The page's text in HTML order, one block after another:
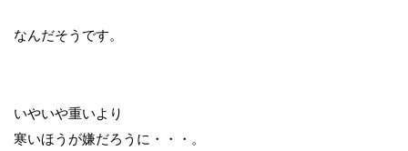
なんだそうです。
いやいや重いより
寒いほうが嫌だろうに・・・。